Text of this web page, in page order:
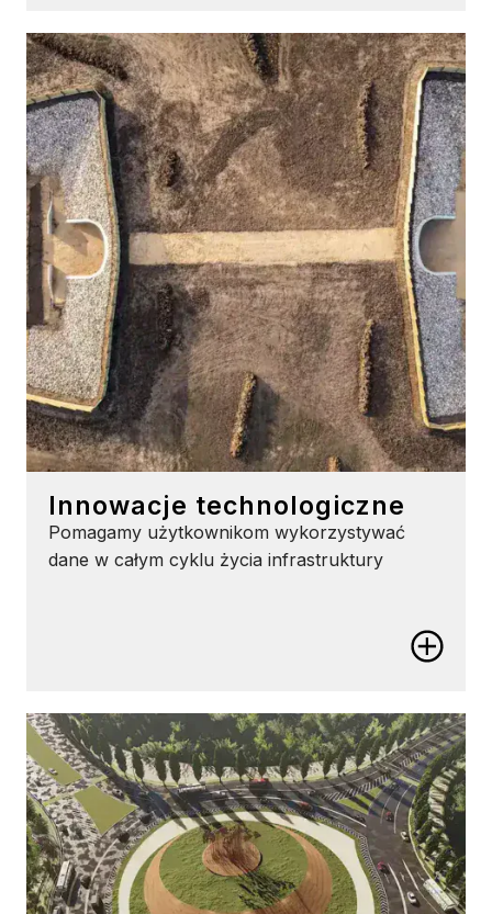
Poznaj pełny kontekst
Podejmuj bardziej świadome decyzje, rozumiejąc
zasoby w ich pełnym kontekście, nad i pod ziemią,
w dowolnej skali.
Buduj lepszą infrastrukturę
Usprawnij procesy projektowania, budowy
i eksploatacji w celu uzyskania bardziej
zrównoważonej i odpornej infrastruktury.
Innowacje technologiczne
Pomagamy użytkownikom wykorzystywać
dane w całym cyklu życia infrastruktury
Lepiej zarządzaj danymi i korzystaj z nich, niezależnie
bliźniaków.
Zwiększ produktywność dzięki sztucznej
inteligencji
Zwiększ produktywność i popraw wyniki w swojej
organizacji dzięki naszym aplikacjom inżynieryjnym
opartym na sztucznej inteligencji.
Poznaj rozwiązania geoprzestrzenne 3D